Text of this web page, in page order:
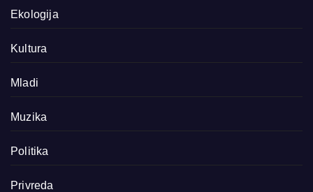
Ekologija
Kultura
Mladi
Muzika
Politika
Privreda